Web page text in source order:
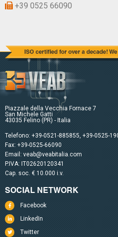
+39 0525 66090
Piazzale della Vecchia Fornace 7
San Michele Gatti
43035 Felino (PR) - Italia
Telefono: +39-0521-885855, +39-0525-
Fax: +39-0525-66090
Email: veab@veabitalia.com
P.IVA: IT02620120341
Cap. soc. € 10.000 i.v.
SOCIAL NETWORK
Facebook
LinkedIn
Twitter